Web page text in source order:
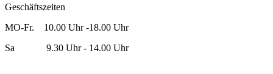
Geschäftszeiten
MO-Fr. 10.00 Uhr -18.00 Uhr
Sa 9.30 Uhr - 14.00 Uhr